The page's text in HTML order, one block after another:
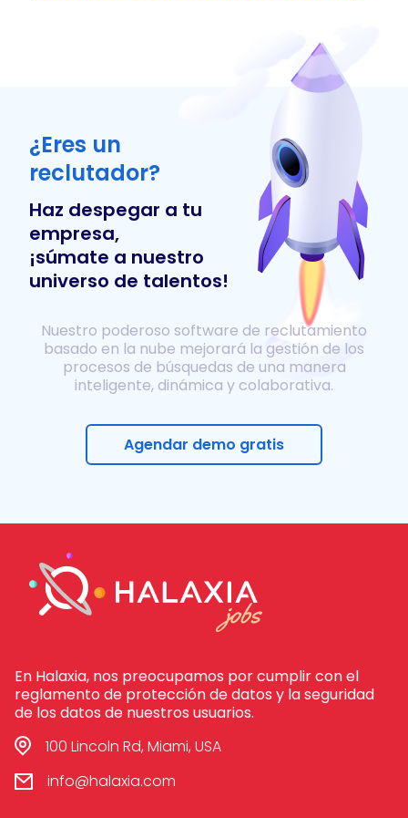
¿Eres un
reclutador?
Haz despegar a tu
empresa,
¡súmate a nuestro
universo de talentos!
Nuestro poderoso software de reclutamiento
basado en la nube mejorará la gestión de los
procesos de búsquedas de una manera
inteligente, dinámica y colaborativa.
Agendar demo gratis
En Halaxia, nos preocupamos por cumplir con el
reglamento de protección de datos y la seguridad
de los datos de nuestros usuarios.
100 Lincoln Rd, Miami, USA
info@halaxia.com